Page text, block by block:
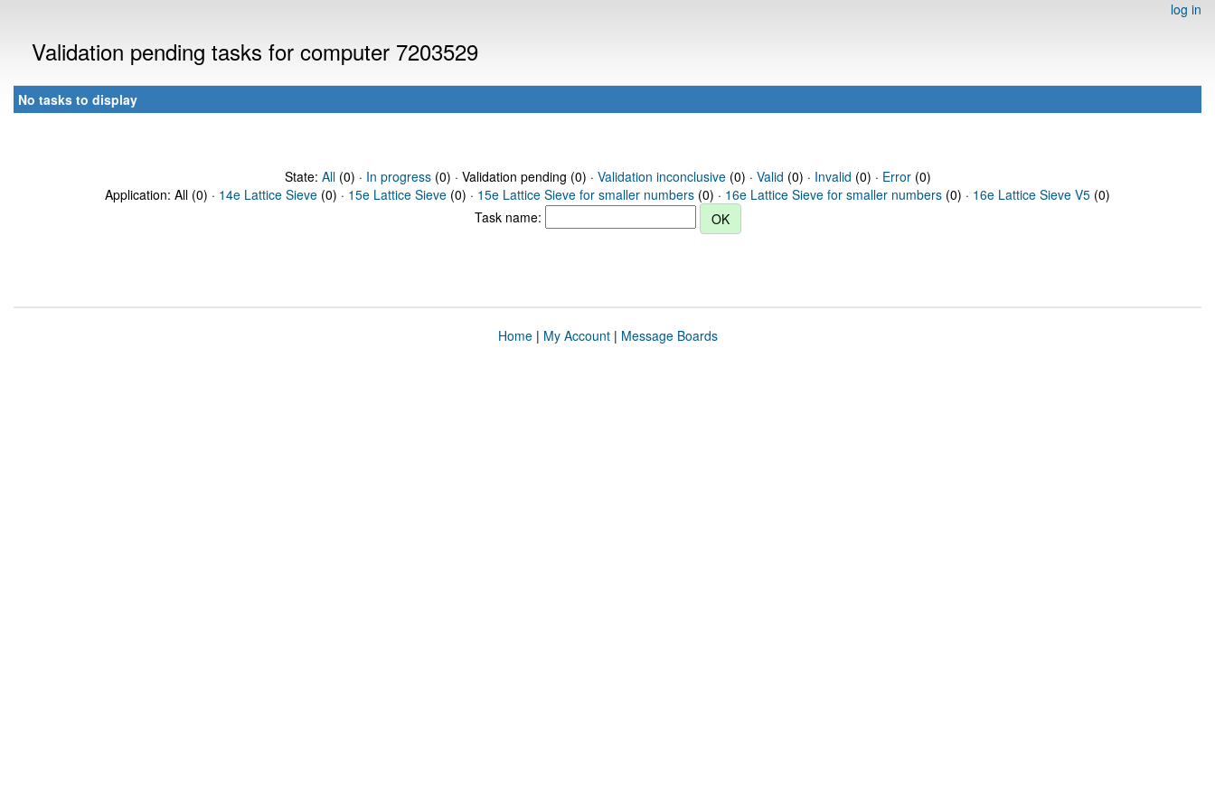
log in
Validation pending tasks for computer 7203529
No tasks to display
State: All(0) · In progress(0) · Validation pending (0) · Validation inconclusive(0) · Valid (0) · Invalid (0) · Error(0)
Application: All (0) · 14e Lattice Sieve (0) · 15e Lattice Sieve (0) · 15e Lattice Sieve for smaller numbers (0) · 16e Lattice Sieve for smaller numbers (0) · 16e Lattice Sieve V5 (0)
Task name:
Home| My Account| Message Boards